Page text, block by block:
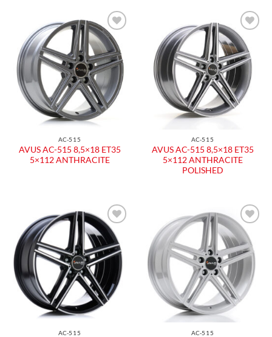
Aggiungi
alla lista
dei
desideri
AC-515
AVUS AC-515 8,5×18 ET35
5×112 ANTHRACITE
Aggiungi
alla lista
dei
desideri
AC-515
AVUS AC-515 8,5×18 ET35
5×112 ANTHRACITE
POLISHED
Aggiungi
alla lista
dei
desideri
AC-515
Aggiungi
alla lista
dei
desideri
AC-515